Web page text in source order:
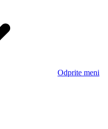
Odprite meni